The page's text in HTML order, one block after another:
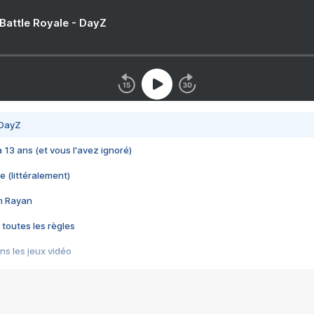
Royale - DayZ
13 ans (et vous l'avez ignoré)
(littéralement)
Rayan
toutes les règles
les jeux vidéo